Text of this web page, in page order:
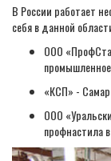
В России работает
себя в данной
ООО
«КСП» -
ООО
профнастила в